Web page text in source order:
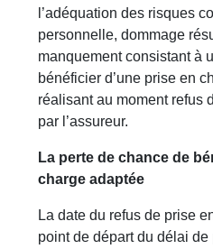
l’adéquation des risques
personnelle, dommage
manquement consistant à
bénéficier d’une prise en
réalisant au moment refus
par l’assureur.
La perte de chance de
charge adaptée
La date du refus de prise
point de départ du délai de